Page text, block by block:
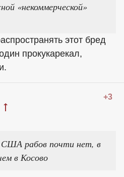
«некоммерческой»
этот бред
прокукарекал,
+3
США рабов почти нет, в
в Косово